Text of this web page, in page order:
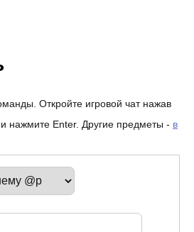
Откройте игровой чат нажав
нажмите Enter. Другие предметы - в